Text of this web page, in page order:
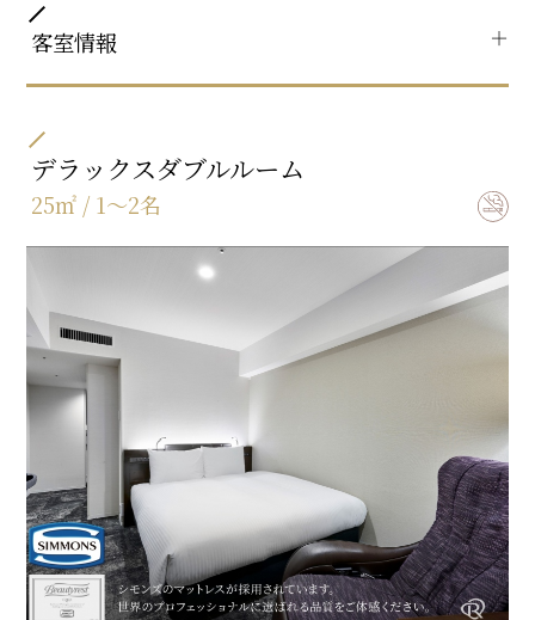
客室情報 ＋
シングル / ダブル
バスタイプ
セミセパレート(バス・トイレ別)
【ReFa美容アイテム】
・ReFa BEAUTECH DRYER PRO（ドライヤー）
MOISTモード(しっとり仕上げる)・VOLUME UPモード(ふん
わり仕上げる)・SCALPモード(頭皮用)で頭皮を守り、しっと
りツヤのある美しい髪に仕上げます。
デラックスダブルルーム
25㎡ / 1～2名